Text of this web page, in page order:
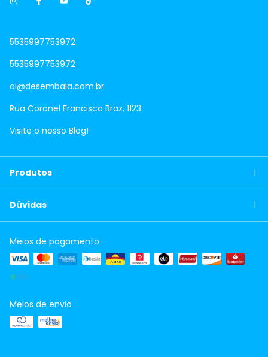
5535997753972
5535997753972
oi@desembala.com.br
Rua Coronel Francisco Braz, 1123
Visite o nosso Blog!
Produtos
Dúvidas
Meios de pagamento
Meios de envio